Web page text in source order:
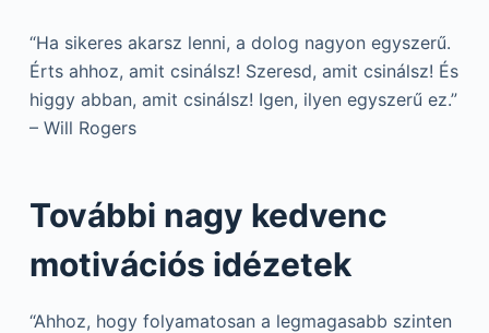
“Ha sikeres akarsz lenni, a dolog nagyon egyszerű.
Érts ahhoz, amit csinálsz! Szeresd, amit csinálsz! És
higgy abban, amit csinálsz! Igen, ilyen egyszerű ez.”
– Will Rogers
További nagy kedvenc
motivációs idézetek
“Ahhoz, hogy folyamatosan a legmagasabb szinten